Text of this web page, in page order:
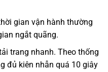
gian vận hành thường
ngắt quãng.
trang nhanh. Theo thống
đủ kiên nhẫn quá 10 giây